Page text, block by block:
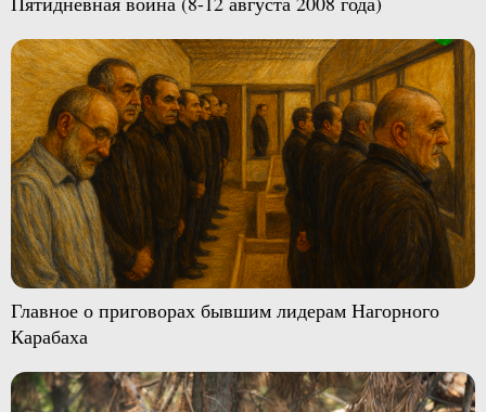
Главное о приговорах бывшим лидерам Нагорного
Карабаха